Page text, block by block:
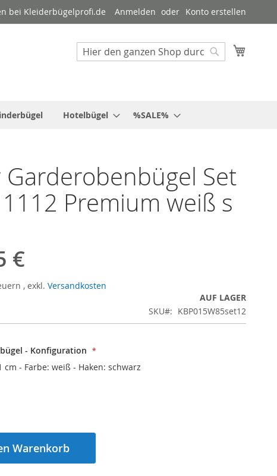
bei Kleiderbügelprofi.de Anmelden Konto erstellen
Suche
Hotelbügel %SALE%
Garderobenbügel Set
1112 Premium weiß s
€
, exkl. Versandkosten
AUF LAGER
SKU
KBP015W85set12
- Konfiguration
cm - Farbe: weiß - Haken: schwarz
Warenkorb